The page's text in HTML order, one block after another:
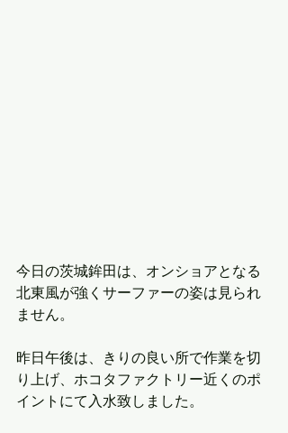
今日の茨城鉾田は、オンショアとなる
北東風が強くサーファーの姿は見られ
ません。
昨日午後は、きりの良い所で作業を切
り上げ、ホコタファクトリー近くのポ
イントにて入水致しました。